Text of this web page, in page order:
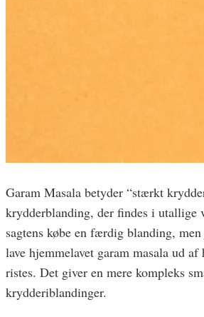
Garam Masala betyder “stærkt
krydderblanding, der findes i utallige
sagtens købe en færdig blanding,
lave hjemmelavet garam masala ud
ristes. Det giver en mere kompleks
krydderiblandinger.